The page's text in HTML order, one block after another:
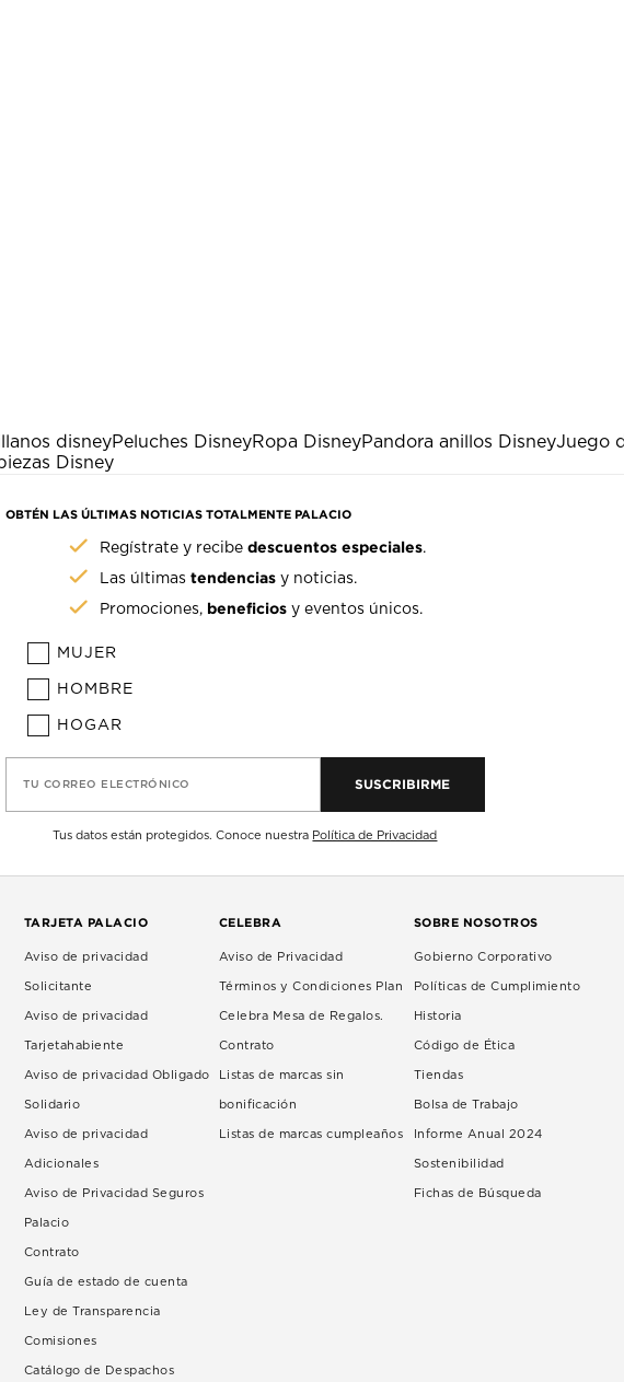
disneyPeluches DisneyRopa DisneyPandora anillos DisneyJuego
Disney
OBTÉN LAS ÚLTIMAS NOTICIAS TOTALMENTE PALACIO
Regístrate y recibedescuentos especiales.
Las últimastendencias y noticias.
Promociones, beneficios y eventos únicos.
MUJER
HOMBRE
HOGAR
TU CORREO ELECTRÓNICO SUSCRIBIRME
Tus datos están protegidos. Conoce nuestra Política de Privacidad
TARJETA PALACIO
Aviso de privacidad
Solicitante
Aviso de privacidad
Tarjetahabiente
Aviso de privacidad Obligado
Solidario
Aviso de privacidad
Adicionales
Aviso de Privacidad Seguros
Palacio
Contrato
Guía de estado de cuenta
Ley de Transparencia
Comisiones
Catálogo de Despachos
CELEBRA
Aviso de Privacidad
Términos y Condiciones Plan
Celebra Mesa de Regalos.
Contrato
Listas de marcas sin
bonificación
Listas de marcas cumpleaños
SOBRE NOSOTROS
Gobierno Corporativo
Políticas de Cumplimiento
Historia
Código de Ética
Tiendas
Bolsa de Trabajo
Informe Anual 2024
Sostenibilidad
Fichas de Búsqueda